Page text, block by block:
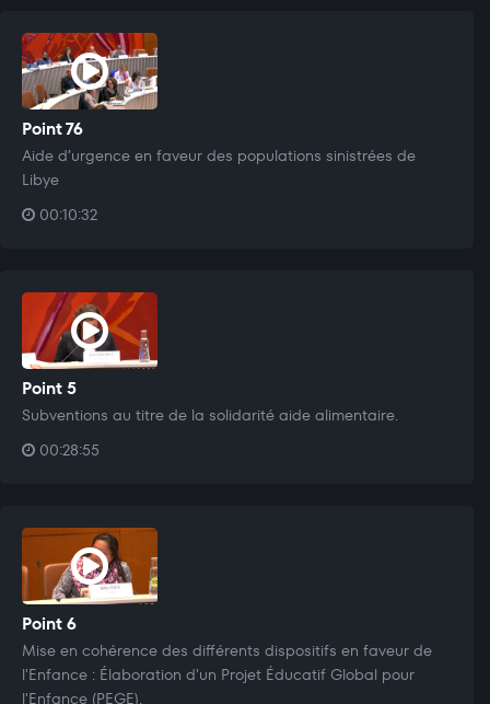
Point 76
Aide d’urgence en faveur des populations sinistrées de
Libye
00:10:32
Point 5
Subventions au titre de la solidarité aide alimentaire.
00:28:55
Point 6
Mise en cohérence des différents dispositifs en faveur de
l'Enfance : Élaboration d'un Projet Éducatif Global pour
l'Enfance (PEGE).